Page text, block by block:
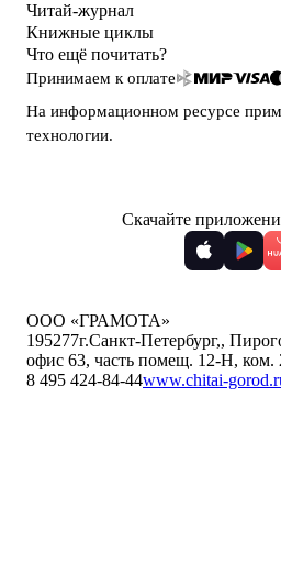
Читай-журнал
Книжные циклы
Что ещё почитать?
Принимаем к оплате
На информационном ресурсе
технологии.
Скачайте
ООО «ГРАМОТА»
195277г.Санкт-Петербург,,
офис 63, часть помещ. 12-Н, ком.
8 495 424-84-44www.chitai-